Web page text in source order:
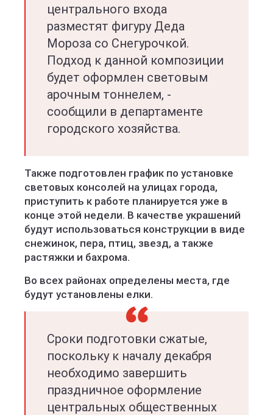
центрального входа
разместят фигуру Деда
Мороза со Снегурочкой.
Подход к данной композиции
будет оформлен световым
арочным тоннелем, -
сообщили в департаменте
городского хозяйства.
Также подготовлен график по установке
световых консолей на улицах города,
приступить к работе планируется уже в
конце этой недели. В качестве украшений
будут использоваться конструкции в виде
снежинок, пера, птиц, звезд, а также
растяжки и бахрома.
Во всех районах определены места, где
будут установлены елки.
Сроки подготовки сжатые,
поскольку к началу декабря
необходимо завершить
праздничное оформление
центральных общественных